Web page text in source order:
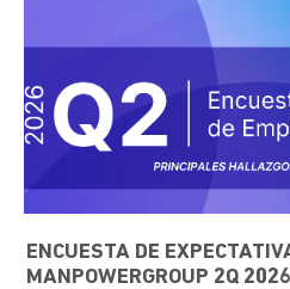
ENCUESTA DE
MANPOWERGROUP 2Q